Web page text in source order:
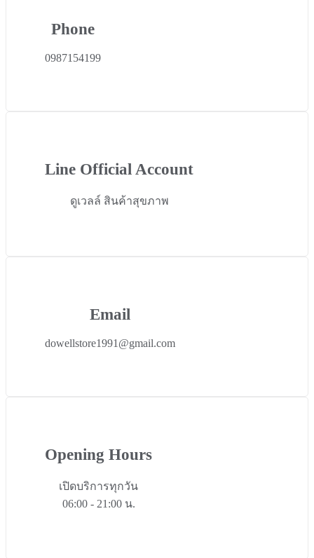
Phone
0987154199
Line Official Account
ดูเวลล์ สินค้าสุขภาพ
Email
dowellstore1991@gmail.com
Opening Hours
เปิดบริการทุกวัน
06:00 - 21:00 น.